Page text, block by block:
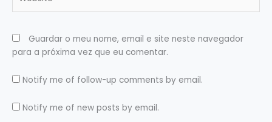
Guardar o meu nome, email e site neste navegador
para a próxima vez que eu comentar.
Notify me of follow-up comments by email.
Notify me of new posts by email.